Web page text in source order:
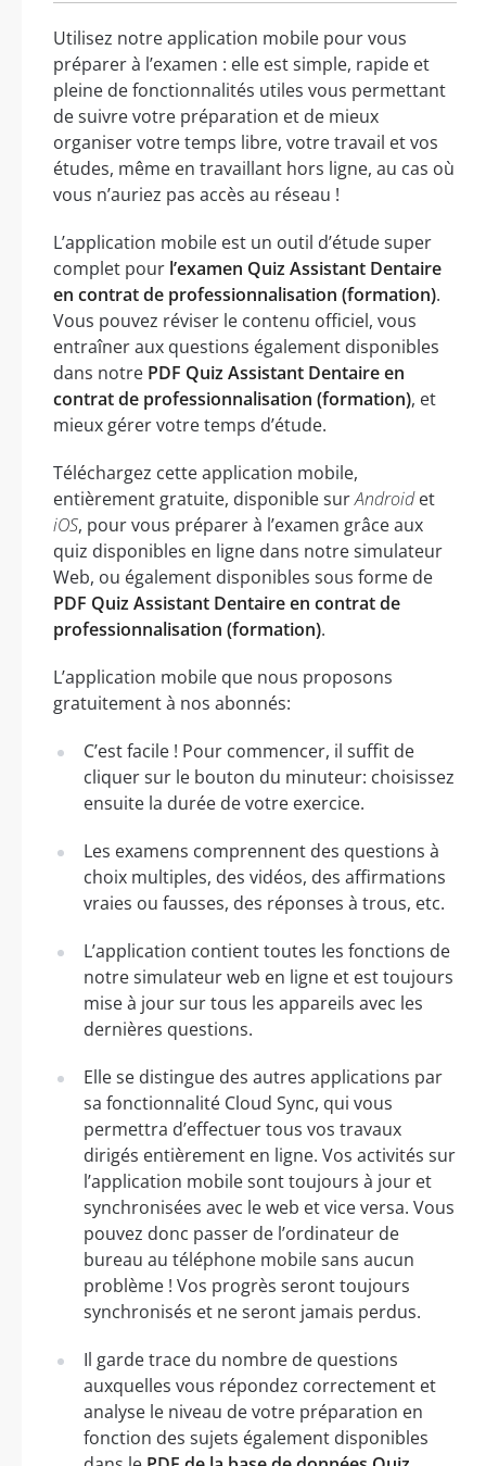
Utilisez notre application mobile pour vous
préparer à l’examen : elle est simple, rapide et
pleine de fonctionnalités utiles vous permettant
de suivre votre préparation et de mieux
organiser votre temps libre, votre travail et vos
études, même en travaillant hors ligne, au cas où
vous n’auriez pas accès au réseau !
L’application mobile est un outil d’étude super
complet pour l’examen Quiz Assistant Dentaire
en contrat de professionnalisation (formation).
Vous pouvez réviser le contenu officiel, vous
entraîner aux questions également disponibles
dans notre PDF Quiz Assistant Dentaire en
contrat de professionnalisation (formation), et
mieux gérer votre temps d’étude.
Téléchargez cette application mobile,
entièrement gratuite, disponible surAndroidet
iOS, pour vous préparer à l’examen grâce aux
quiz disponibles en ligne dans notre simulateur
Web, ou également disponibles sous forme de
PDF Quiz Assistant Dentaire en contrat de
professionnalisation (formation).
L’application mobile que nous proposons
gratuitement à nos abonnés:
C’est facile ! Pour commencer, il suffit de
cliquer sur le bouton du minuteur: choisissez
ensuite la durée de votre exercice.
Les examens comprennent des questions à
choix multiples, des vidéos, des affirmations
vraies ou fausses, des réponses à trous, etc.
L’application contient toutes les fonctions de
notre simulateur web en ligne et est toujours
mise à jour sur tous les appareils avec les
dernières questions.
Elle se distingue des autres applications par
sa fonctionnalité Cloud Sync, qui vous
permettra d’effectuer tous vos travaux
dirigés entièrement en ligne. Vos activités sur
l’application mobile sont toujours à jour et
synchronisées avec le web et vice versa. Vous
pouvez donc passer de l’ordinateur de
bureau au téléphone mobile sans aucun
problème ! Vos progrès seront toujours
synchronisés et ne seront jamais perdus.
Il garde trace du nombre de questions
auxquelles vous répondez correctement et
analyse le niveau de votre préparation en
fonction des sujets également disponibles